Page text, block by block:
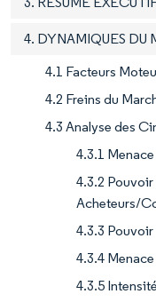
4. DYNAMIQUES DU
4.1 Facteurs
4.2 Freins du
4.3 Analyse des
4.3.1
4.3.2
Acheteurs/
4.3.3
4.3.4
4.3.5